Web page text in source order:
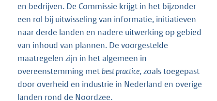
en bedrijven. De Commissie krijgt in het bijzonder
een rol bij uitwisseling van informatie, initiatieven
naar derde landen en nadere uitwerking op gebied
van inhoud van plannen. De voorgestelde
maatregelen zijn in het algemeen in
overeenstemming metbest practice, zoals toegepast
door overheid en industrie in Nederland en overige
landen rond de Noordzee.